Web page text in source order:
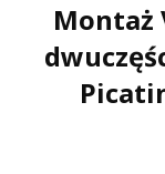
Montaż